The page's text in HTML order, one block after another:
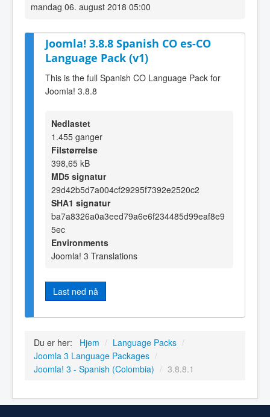
mandag 06. august 2018 05:00
Joomla! 3.8.8 Spanish CO es-CO
Language Pack (v1)
This is the full Spanish CO Language Pack for
Joomla! 3.8.8
Nedlastet
1.455 ganger
Filstørrelse
398,65 kB
MD5 signatur
29d42b5d7a004cf29295f7392e2520c2
SHA1 signatur
ba7a8326a0a3eed79a6e6f234485d99eaf8e9
5ec
Environments
Joomla! 3 Translations
Last ned nå
Du er her: Hjem / Language Packs /
Joomla 3 Language Packages /
Joomla! 3 - Spanish (Colombia) / 3.8.8.1